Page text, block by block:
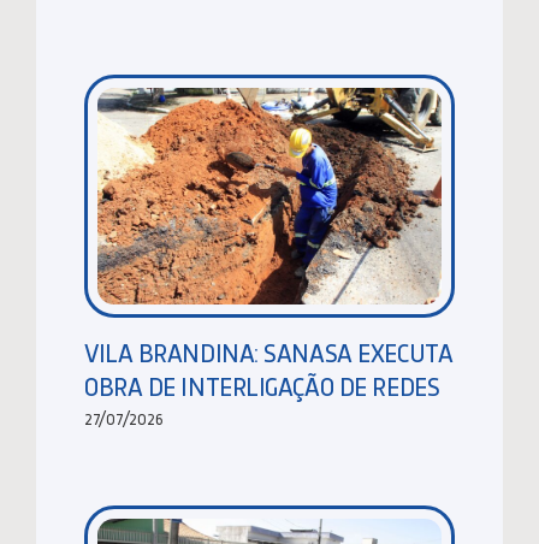
VILA BRANDINA: SANASA EXECUTA
OBRA DE INTERLIGAÇÃO DE REDES
27/07/2026